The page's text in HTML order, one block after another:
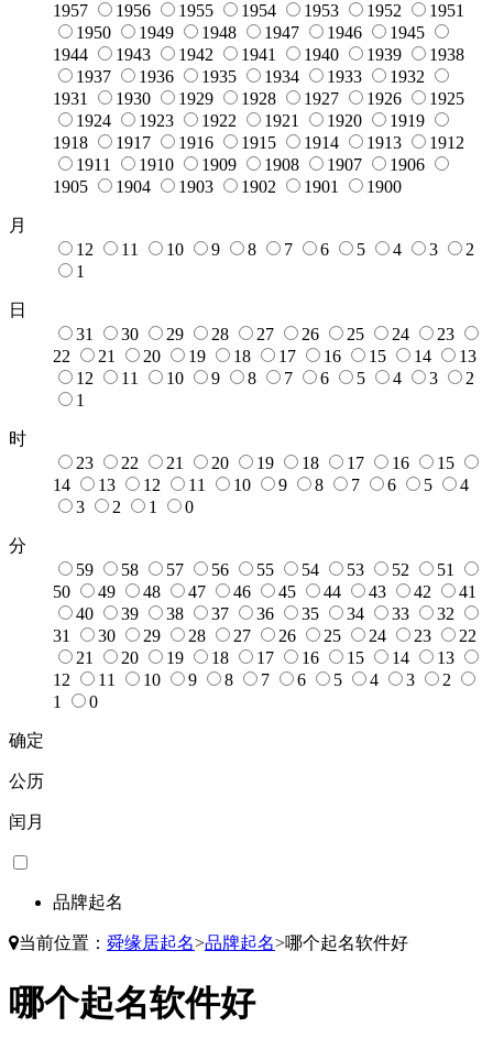
1957
1956 1955 1954 1953 1952
1951
1950
1949 1948 1947 1946
1945
1944
1943 1942 1941 1940 1939
1938
1937
1936 1935 1934 1933
1932
1931
1930 1929 1928 1927 1926
1925
1924
1923 1922 1921 1920
1919
1918
1917 1916 1915 1914 1913
1912
1911
1910 1909 1908 1907
1906
1905
1904 1903 1902 1901 1900
月
12
11 10 9 8 7 6 5 4 3
2
1
日
31
30 29 28 27 26 25 24
23
22
21 20 19 18 17 16 15 14
13
12
11 10 9 8 7 6 5 4 3
2
1
时
23
22 21 20 19 18 17 16
15
14
13 12 11 10 9 8 7 6 5
4
3
2 1 0
分
59
58 57 56 55 54 53 52
51
50
49 48 47 46 45 44 43 42
41
40
39 38 37 36 35 34 33
32
31
30 29 28 27 26 25 24 23
22
21
20 19 18 17 16 15 14
13
12
11 10 9 8 7 6 5 4 3
2
1
0
确定
公历
闰月
品牌起名
当前位置： 舜缘居起名>品牌起名>哪个起名软件好
哪个起名软件好